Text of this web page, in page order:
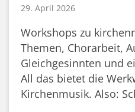
29. April 2026
Workshops zu
Themen, Chorarbeit,
Gleichgesinnten und
All das bietet die
Kirchenmusik. Also: